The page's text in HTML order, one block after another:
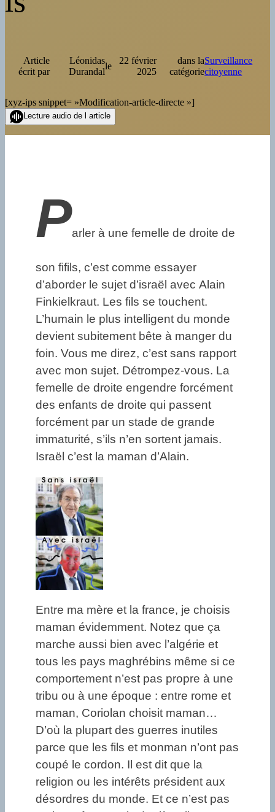
Article
écrit par
Léonidas
Durandal
le
22 février
2025
dans la
catégorie
Surveillance
citoyenne
[xyz-ips snippet= »Modification-article-directe »]
Lecture audio de l article
Parler à une femelle de droite de
son fifils, c’est comme essayer
d’aborder le sujet d’israël avec Alain
Finkielkraut. Les fils se touchent.
L’humain le plus intelligent du monde
devient subitement bête à manger du
foin. Vous me direz, c’est sans rapport
avec mon sujet. Détrompez-vous. La
femelle de droite engendre forcément
des enfants de droite qui passent
forcément par un stade de grande
immaturité, s’ils n’en sortent jamais.
Israël c’est la maman d’Alain.
Entre ma mère et la france, je choisis
maman évidemment. Notez que ça
marche aussi bien avec l’algérie et
tous les pays maghrébins même si ce
comportement n’est pas propre à une
tribu ou à une époque : entre rome et
maman, Coriolan choisit maman…
D’où la plupart des guerres inutiles
parce que les fils et monman n’ont pas
coupé le cordon. Il est dit que la
religion ou les intérêts président aux
désordres du monde. Et ce n’est pas